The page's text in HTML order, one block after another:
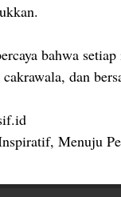
bahwa
dan
Menuju